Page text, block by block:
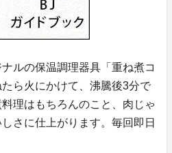
ルの保温調理器具「重ね煮コ
ら火にかけて、沸騰後3分で
理はもちろんのこと、肉じゃ
さに仕上がります。毎回即日